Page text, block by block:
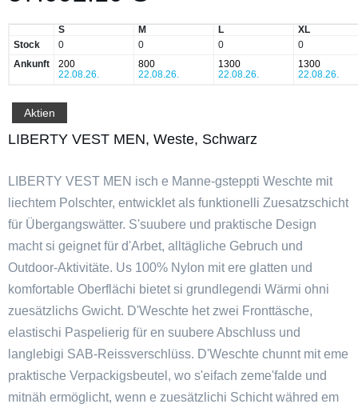
S M L
XL
Stock
0 0 0
0
Ankunft
200
22.08.26.
800
22.08.26.
1300
22.08.26.
1300
22.08.26.
Aktien
LIBERTY VEST MEN, Weste, Schwarz
LIBERTY VEST MEN isch e Manne-gsteppti Weschte mit
liechtem Polschter, entwicklet als funktionelli Zuesatzschicht
für Übergangswätter. S'suubere und praktische Design
macht si geignet für d'Arbet, alltägliche Gebruch und
Outdoor-Aktivitäte. Us 100% Nylon mit ere glatten und
komfortable Oberflächi bietet si grundlegendi Wärmi ohni
zuesätzlichs Gwicht. D'Weschte het zwei Fronttäsche,
elastischi Paspelierig für en suubere Abschluss und
langlebigi SAB-Reissverschlüss. D'Weschte chunnt mit eme
praktische Verpackigsbeutel, wo s'eifach zeme'falde und
mitnäh ermöglicht, wenn e zuesätzlichi Schicht währed em